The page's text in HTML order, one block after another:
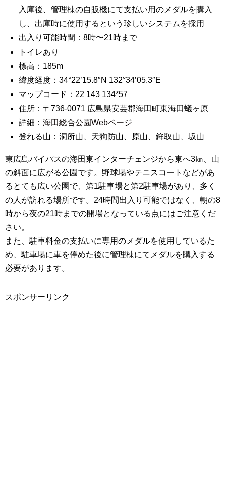
入庫後、管理棟の自販機にて支払い用のメダルを購入
し、出庫時に使用するという珍しいシステムを採用
出入り可能時間：8時〜21時まで
トイレあり
標高：185m
緯度経度：34°22’15.8″N 132°34’05.3″E
マップコード：22 143 134*57
住所：〒736-0071 広島県安芸郡海田町東海田蟻ヶ原
詳細：海田総合公園Webページ
登れる山：洞所山、天狗防山、原山、鉾取山、坂山
東広島バイパスの海田東インターチェンジから東へ3㎞、山
の斜面に広がる公園です。野球場やテニスコートなどがあ
るとても広い公園で、第1駐車場と第2駐車場があり、多く
の人が訪れる場所です。24時間出入り可能ではなく、朝の8
時から夜の21時までの開場となっている点にはご注意くだ
さい。
また、駐車料金の支払いに専用のメダルを使用しているた
め、駐車場に車を停めた後に管理棟にてメダルを購入する
必要があります。
スポンサーリンク